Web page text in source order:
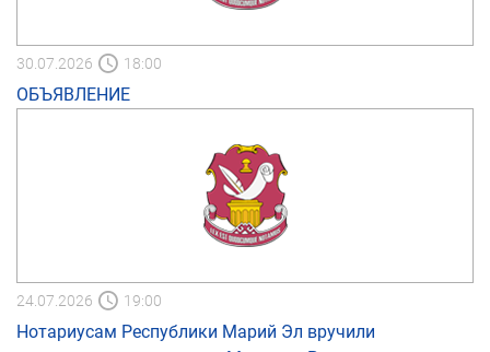
30.07.2026 18:00
ОБЪЯВЛЕНИЕ
24.07.2026 19:00
Нотариусам Республики Марий Эл вручили